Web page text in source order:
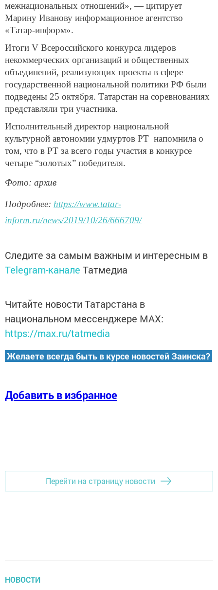
межнациональных отношений», — цитирует
Марину Иванову информационное агентство
«Татар-информ».
Итоги V Всероссийского конкурса лидеров
некоммерческих организаций и общественных
объединений, реализующих проекты в сфере
государственной национальной политики РФ были
подведены 25 октября. Татарстан на соревнованиях
представляли три участника.
Исполнительный директор национальной
культурной автономии удмуртов РТ напомнила о
том, что в РТ за всего годы участия в конкурсе
четыре “золотых” победителя.
Фото: архив
Подробнее: https://www.tatar-
inform.ru/news/2019/10/26/666709/
Следите за самым важным и интересным в
Telegram-канале Татмедиа
Читайте новости Татарстана в
национальном мессенджере MАХ:
https://max.ru/tatmedia
Желаете всегда быть в курсе новостей Заинска?
Добавить в избранное
Перейти на страницу новости
НОВОСТИ